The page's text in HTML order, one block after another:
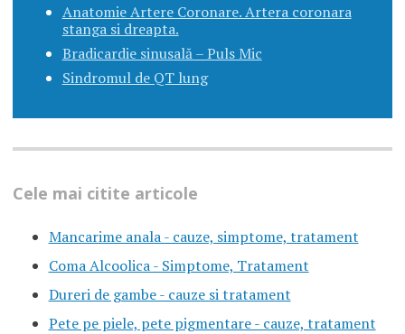
Anatomie Artere Coronare. Artera coronara
stanga si dreapta.
Bradicardie sinusală – Puls Mic
Sindromul de QT lung
Cele mai citite articole
Mancarime anala - cauze, simptome, tratament
Coma Alcoolica - Simptome, Tratament
Dureri de gambe - cauze si tratament
Pete pe piele, pete pigmentare - cauze, tratament